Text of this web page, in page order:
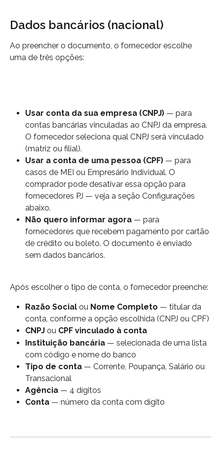
Dados bancários (nacional)
Ao preencher o documento, o fornecedor escolhe
uma de três opções:
Usar conta da sua empresa (CNPJ) — para
contas bancárias vinculadas ao CNPJ da empresa.
O fornecedor seleciona qual CNPJ será vinculado
(matriz ou filial).
Usar a conta de uma pessoa (CPF) — para
casos de MEI ou Empresário Individual. O
comprador pode desativar essa opção para
fornecedores PJ — veja a seção Configurações
abaixo.
Não quero informar agora — para
fornecedores que recebem pagamento por cartão
de crédito ou boleto. O documento é enviado
sem dados bancários.
Após escolher o tipo de conta, o fornecedor preenche:
Razão Social ou Nome Completo — titular da
conta, conforme a opção escolhida (CNPJ ou CPF)
CNPJ ou CPF vinculado à conta
Instituição bancária — selecionada de uma lista
com código e nome do banco
Tipo de conta — Corrente, Poupança, Salário ou
Transacional
Agência — 4 dígitos
Conta — número da conta com dígito